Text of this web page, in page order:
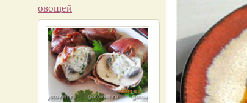
овощей